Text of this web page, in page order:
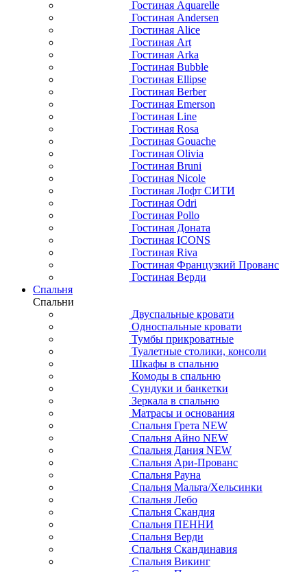
Гостиная Aquarelle
Гостиная Andersen
Гостиная Alice
Гостиная Art
Гостиная Arka
Гостиная Bubble
Гостиная Ellipse
Гостиная Berber
Гостиная Emerson
Гостиная Line
Гостиная Rosa
Гостиная Gouache
Гостиная Olivia
Гостиная Bruni
Гостиная Nicole
Гостиная Лофт СИТИ
Гостиная Odri
Гостиная Pollo
Гостиная Доната
Гостиная ICONS
Гостиная Riva
Гостиная Французкий Прованс
Гостиная Верди
Спальня
Спальни
Двуспальные кровати
Односпальные кровати
Тумбы прикроватные
Туалетные столики, консоли
Шкафы в спальню
Комоды в спальню
Сундуки и банкетки
Зеркала в спальню
Матрасы и основания
Спальня Грета NEW
Спальня Айно NEW
Спальня Дания NEW
Спальня Ари-Прованс
Спальня Рауна
Спальня Мальта/Хельсинки
Спальня Лебо
Спальня Скандия
Спальня ПЕННИ
Спальня Верди
Спальня Скандинавия
Спальня Викинг